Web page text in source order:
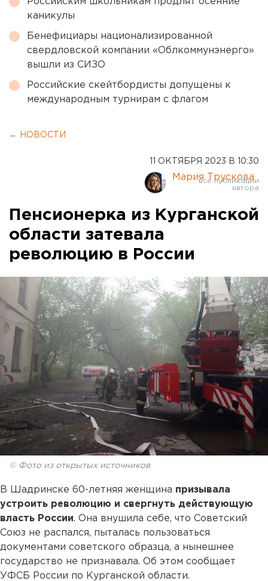
каникулы
Бенефициары национализированной
свердловской компании «Облкоммунэнерго»
вышли из СИЗО
Российские скейтбордисты допущены к
международным турнирам с флагом
← НОВОСТИ
11 ОКТЯБРЯ 2023 В 10:30
Мария Трускова
Пенсионерка из Курганской
области затевала
революцию в России
© Фото из открытых источников
В Шадринске 60-летняя женщина призывала
устроить революцию и свергнуть действующую
власть России. Она внушила себе, что Советский
Союз не распался, пыталась пользоваться
документами советского образца, а нынешнее
государство не признавала. Об этом сообщает
УФСБ России по Курганской области.